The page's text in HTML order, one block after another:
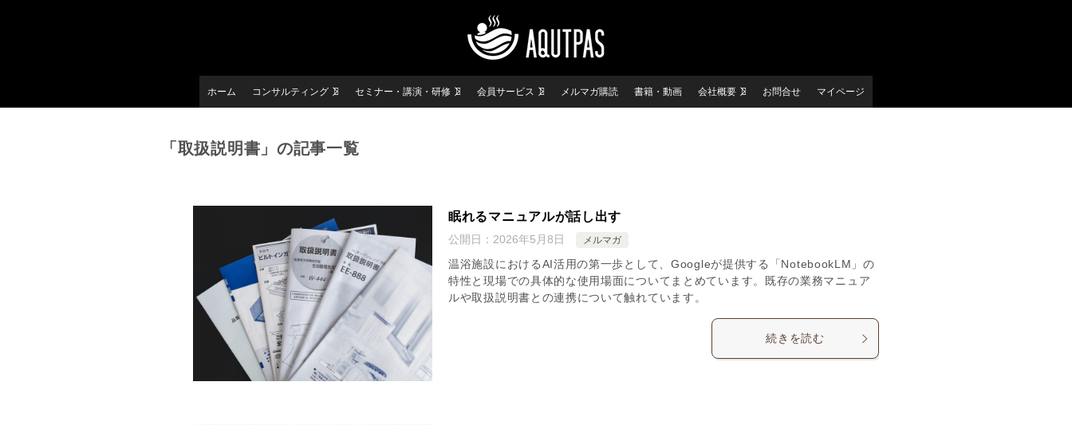
ホーム コンサルティング セミナー・講演・研修 会員サービス メルマガ購読 書籍・動画 会社概要 お問合せ マイページ
「取扱説明書」の記事一覧
眠れるマニュアルが話し出す
公開日： 2026年5月8日 メルマガ
温浴施設におけるAI活用の第一歩として、Googleが提供する「NotebookLM」の
特性と現場での具体的な使用場面についてまとめています。既存の業務マニュア
ルや取扱説明書との連携について触れています。
続きを読む